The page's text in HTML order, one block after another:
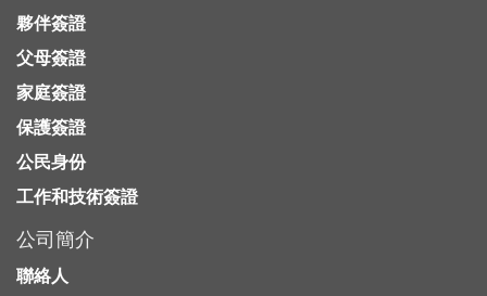
公司簡介
聯絡人
夥伴簽證
父母簽證
家庭簽證
保護簽證
公民身份
工作和技術簽證